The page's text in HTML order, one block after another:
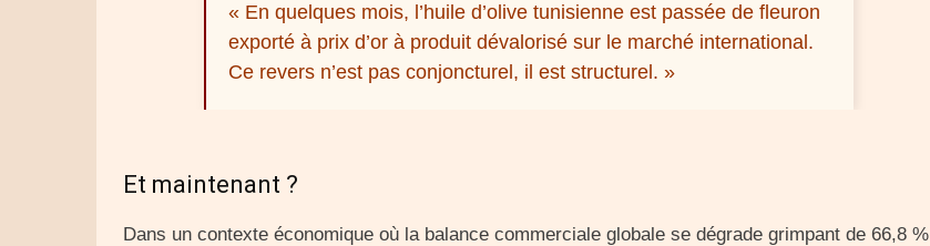
« En quelques mois, l’huile d’olive tunisienne est passée de fleuron
exporté à prix d’or à produit dévalorisé sur le marché international.
Ce revers n’est pas conjoncturel, il est structurel. »
Et maintenant ?
Dans un contexte économique où la balance commerciale globale se dégrade grimpant de 66,8 %